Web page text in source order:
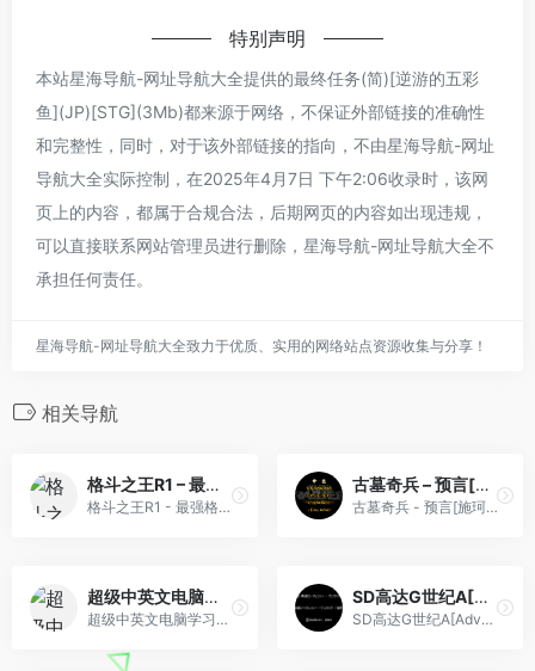
特别声明
本站星海导航-网址导航大全提供的最终任务(简)[逆游的五彩
鱼](JP)[STG](3Mb)都来源于网络，不保证外部链接的准确性
和完整性，同时，对于该外部链接的指向，不由星海导航-网址
导航大全实际控制，在2025年4月7日 下午2:06收录时，该网
页上的内容，都属于合规合法，后期网页的内容如出现违规，
可以直接联系网站管理员进行删除，星海导航-网址导航大全不
承担任何责任。
星海导航-网址导航大全致力于优质、实用的网络站点资源收集与分享！
相关导航
格斗之王R1 – 最强格斗王(简)[南晶科技](CN)[RPG](4Mb)
格斗之王R1 - 最强格斗王(简)[南晶科技](CN)[RPG](4Mb)
古墓奇兵 – 预言[施珂昱](简)(JP)(64Mb)
古墓奇兵 - 预言[施珂昱](简)(JP)(64Mb)
超级中英文电脑学习卡(v3.1)(简)[泽诚](CN)[ETC](4Mb)
超级中英文电脑学习卡(v3.1)(简)[泽诚](CN)[ETC](4Mb)
SD高达G世纪A[Advance汉化组](v1.4)(简)(144Mb)
SD高达G世纪A[Advance汉化组](v1.4)(简)(144Mb)